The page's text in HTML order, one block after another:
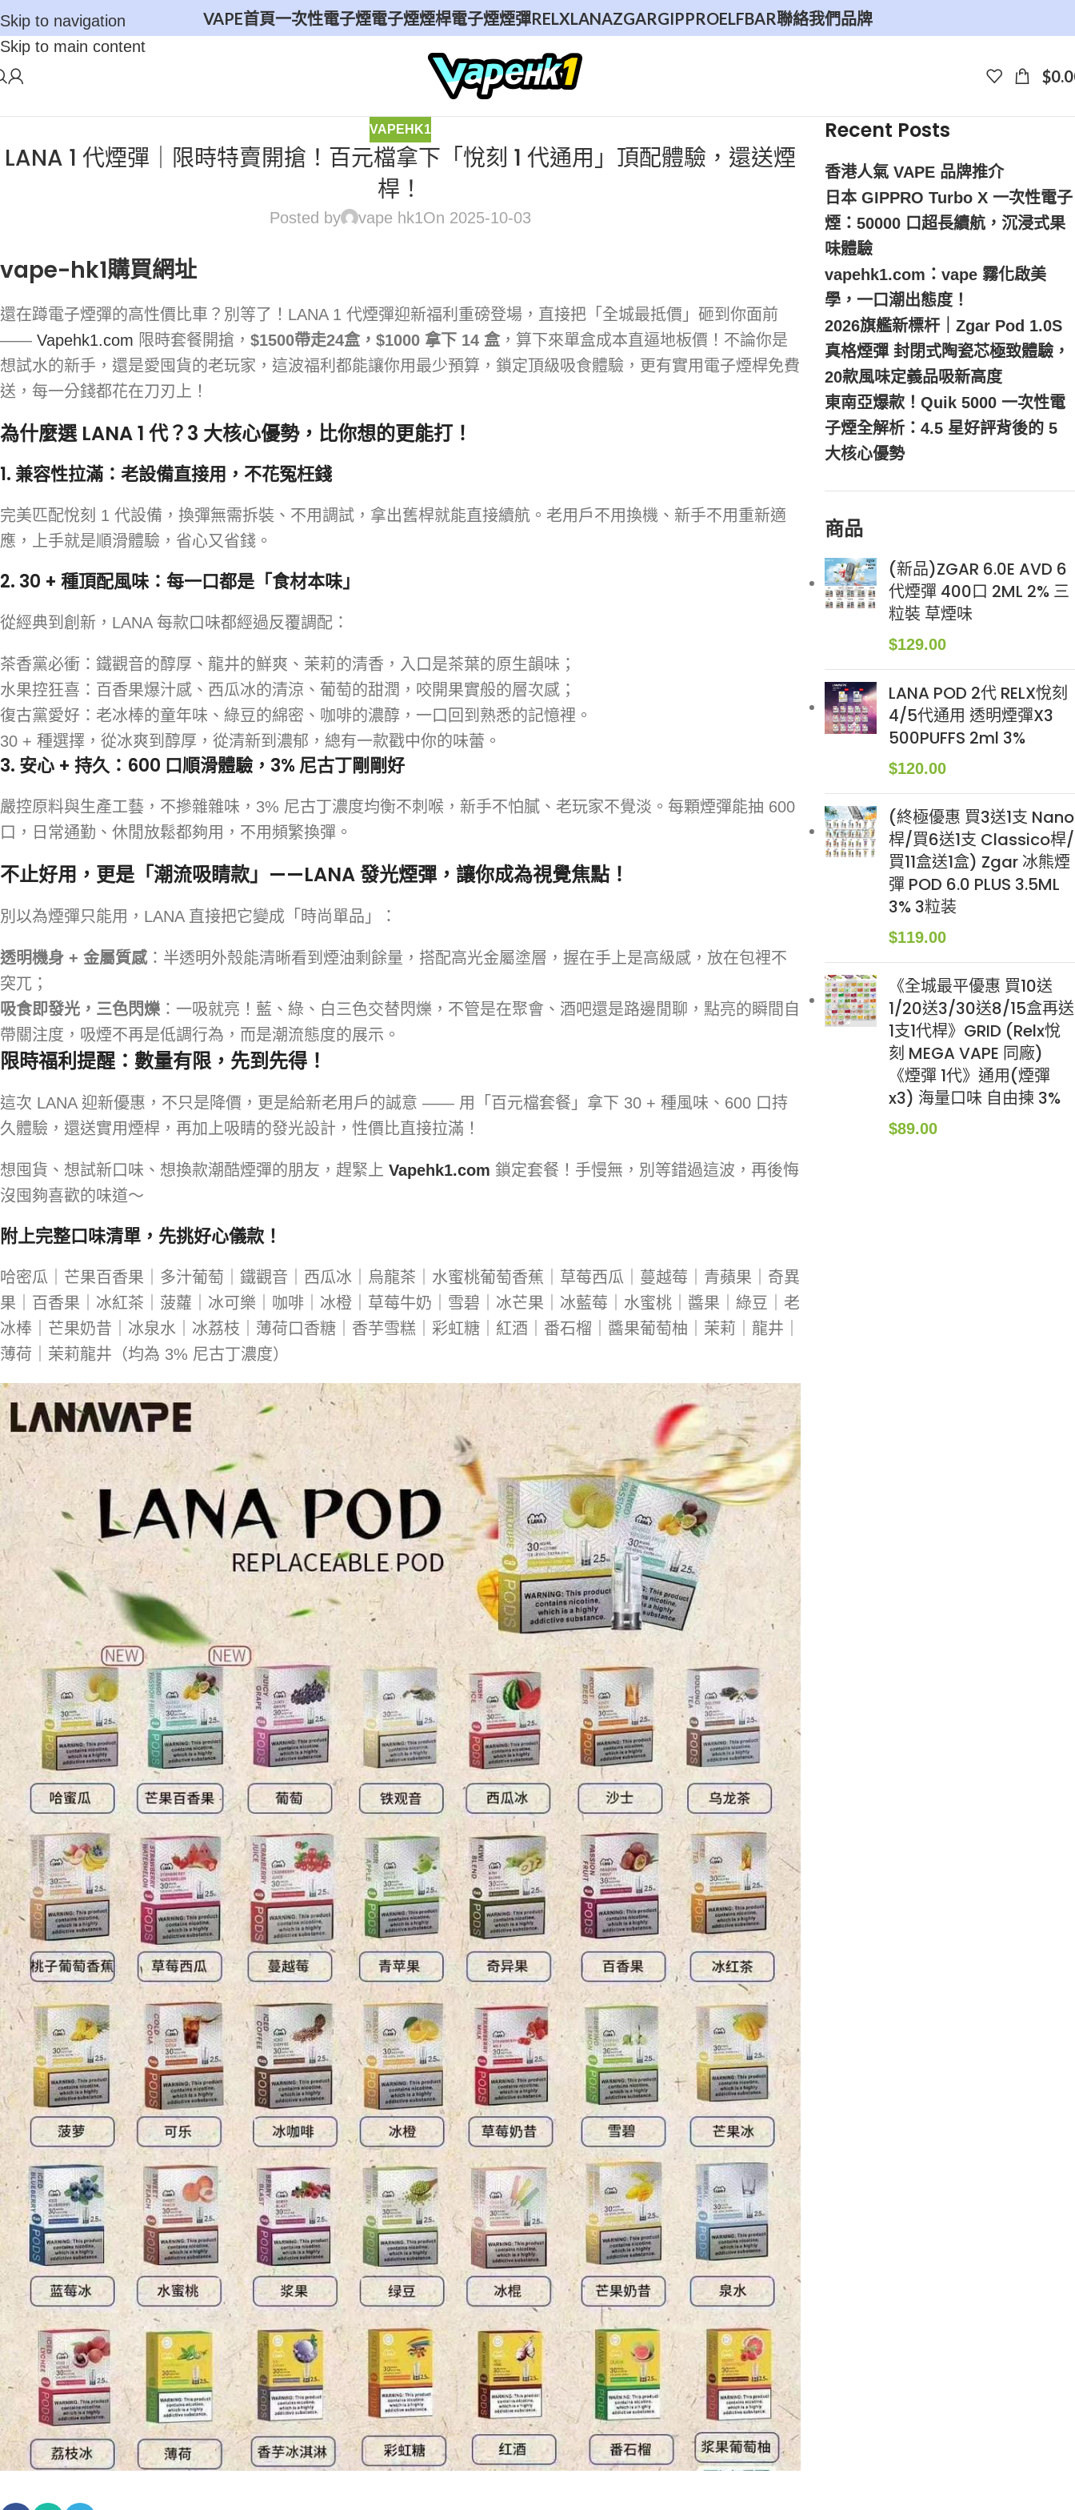
Skip to navigation
Skip to main content
VAPE首頁一次性電子煙電子煙煙桿電子煙煙彈RELXLANAZGARGIPPROELFBAR聯絡我們品牌
$
VAPEHK1
LANA 1 代煙彈｜限時特賣開搶！百元檔拿下「悅刻 1 代通用」頂配體驗，還送煙
桿！
Posted by vape hk1On 2025-10-03
vape-hk1購買網址
還在蹲電子煙彈的高性價比車？別等了！LANA 1 代煙彈迎新福利重磅登場，直接把「全城最抵價」砸到你面前
—— Vapehk1.com 限時套餐開搶， $1500帶走24盒，$1000 拿下 14 盒，算下來單盒成本直逼地板價！不論你是
想試水的新手，還是愛囤貨的老玩家，這波福利都能讓你用最少預算，鎖定頂級吸食體驗，更有實用電子煙桿免費
送，每一分錢都花在刀刃上！
為什麼選 LANA 1 代？3 大核心優勢，比你想的更能打！
1. 兼容性拉滿：老設備直接用，不花冤枉錢
完美匹配悅刻 1 代設備，換彈無需拆裝、不用調試，拿出舊桿就能直接續航。老用戶不用換機、新手不用重新適
應，上手就是順滑體驗，省心又省錢。
2. 30 + 種頂配風味：每一口都是「食材本味」
從經典到創新，LANA 每款口味都經過反覆調配：
茶香黨必衝：鐵觀音的醇厚、龍井的鮮爽、茉莉的清香，入口是茶葉的原生韻味；
水果控狂喜：百香果爆汁感、西瓜冰的清涼、葡萄的甜潤，咬開果實般的層次感；
復古黨愛好：老冰棒的童年味、綠豆的綿密、咖啡的濃醇，一口回到熟悉的記憶裡。
30 + 種選擇，從冰爽到醇厚，從清新到濃郁，總有一款戳中你的味蕾。
3. 安心 + 持久：600 口順滑體驗，3% 尼古丁剛剛好
嚴控原料與生產工藝，不摻雜雜味，3% 尼古丁濃度均衡不刺喉，新手不怕膩、老玩家不覺淡。每顆煙彈能抽 600
口，日常通勤、休閒放鬆都夠用，不用頻繁換彈。
不止好用，更是「潮流吸睛款」——LANA 發光煙彈，讓你成為視覺焦點！
別以為煙彈只能用，LANA 直接把它變成「時尚單品」：
透明機身 + 金屬質感：半透明外殼能清晰看到煙油剩餘量，搭配高光金屬塗層，握在手上是高級感，放在包裡不
突兀；
吸食即發光，三色閃爍 ：一吸就亮！藍、綠、白三色交替閃爍，不管是在聚會、酒吧還是路邊閒聊，點亮的瞬間自
帶關注度，吸煙不再是低調行為，而是潮流態度的展示。
限時福利提醒：數量有限，先到先得！
這次 LANA 迎新優惠，不只是降價，更是給新老用戶的誠意 —— 用「百元檔套餐」拿下 30 + 種風味、600 口持
久體驗，還送實用煙桿，再加上吸睛的發光設計，性價比直接拉滿！
想囤貨、想試新口味、想換款潮酷煙彈的朋友，趕緊上 Vapehk1.com 鎖定套餐！手慢無，別等錯過這波，再後悔
沒囤夠喜歡的味道～
附上完整口味清單，先挑好心儀款！
哈密瓜｜芒果百香果｜多汁葡萄｜鐵觀音｜西瓜冰｜烏龍茶｜水蜜桃葡萄香蕉｜草莓西瓜｜蔓越莓｜青蘋果｜奇異
果｜百香果｜冰紅茶｜菠蘿｜冰可樂｜咖啡｜冰橙｜草莓牛奶｜雪碧｜冰芒果｜冰藍莓｜水蜜桃｜醬果｜綠豆｜老
冰棒｜芒果奶昔｜冰泉水｜冰荔枝｜薄荷口香糖｜香芋雪糕｜彩虹糖｜紅酒｜番石榴｜醬果葡萄柚｜茉莉｜龍井｜
薄荷｜茉莉龍井（均為 3% 尼古丁濃度）
Recent Posts
香港人氣 VAPE 品牌推介
日本 GIPPRO Turbo X 一次性電子
煙：50000 口超長續航，沉浸式果
味體驗
vapehk1.com：vape 霧化啟美
學，一口潮出態度！
2026旗艦新標杆｜Zgar Pod 1.0S
真格煙彈 封閉式陶瓷芯極致體驗，
20款風味定義品吸新高度
東南亞爆款！Quik 5000 一次性電
子煙全解析：4.5 星好評背後的 5
大核心優勢
商品
(新品)ZGAR 6.0E AVD 6
代煙彈 400口 2ML 2% 三
粒裝 草煙味
$129.00
LANA POD 2代 RELX悅刻
4/5代通用 透明煙彈X3
500PUFFS 2ml 3%
$120.00
(終極優惠 買3送1支 Nano
桿/買6送1支 Classico桿/
買11盒送1盒) Zgar 冰熊煙
彈 POD 6.0 PLUS 3.5ML
3% 3粒装
$119.00
《全城最平優惠 買10送
1/20送3/30送8/15盒再送
1支1代桿》GRID (Relx悅
刻 MEGA VAPE 同廠)
《煙彈 1代》通用(煙彈
x3) 海量口味 自由揀 3%
$89.00